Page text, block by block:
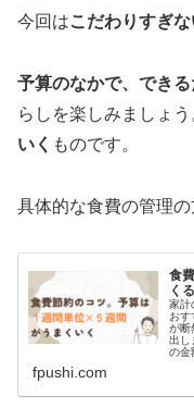
今回はこだわりすぎ
予算のなかで、でき
らしを楽しみましょう
いく ものです。
具体的な食費の管理
食
くる
家計
おす
が断
出し
の金
fpushi.com